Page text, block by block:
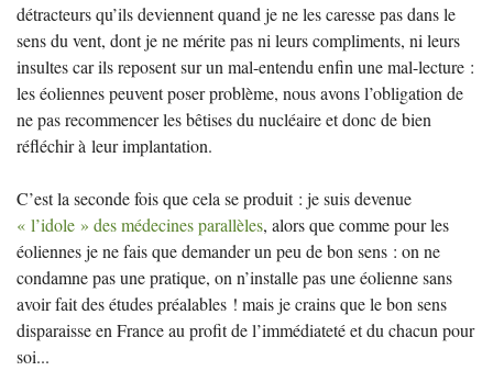
détracteurs qu’ils deviennent quand je ne les caresse pas dans le
sens du vent, dont je ne mérite pas ni leurs compliments, ni leurs
insultes car ils reposent sur un mal-entendu enfin une mal-lecture :
les éoliennes peuvent poser problème, nous avons l’obligation de
ne pas recommencer les bêtises du nucléaire et donc de bien
réfléchir à leur implantation.
C’est la seconde fois que cela se produit : je suis devenue
« l’idole » des médecines parallèles, alors que comme pour les
éoliennes je ne fais que demander un peu de bon sens : on ne
condamne pas une pratique, on n’installe pas une éolienne sans
avoir fait des études préalables ! mais je crains que le bon sens
disparaisse en France au profit de l’immédiateté et du chacun pour
soi...